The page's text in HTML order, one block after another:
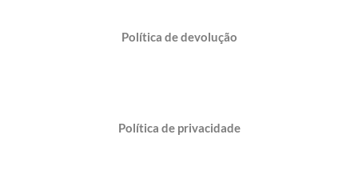
Política de devolução
Política de privacidade